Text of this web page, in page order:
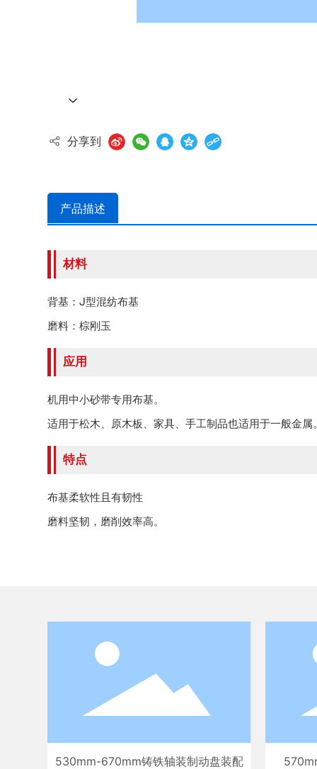
分享到
产品描述
材料
背基：J型混纺布基
磨料：棕刚玉
应用
机用中小砂带专用布基。
适用于松木、原木板、家具、手工制品也适用于一般金属
特点
布基柔软性且有韧性
磨料坚韧，磨削效率高。
530mm-670mm铸铁轴装制动盘装配